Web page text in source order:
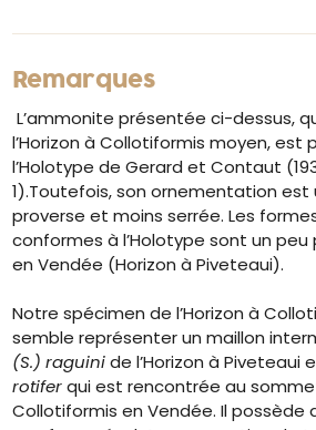
Remarques
L’ammonite présentée ci-dessus,
l’Horizon à Collotiformis moyen, est
l’Holotype de Gerard et Contaut
1).Toutefois, son ornementation est
proverse et moins serrée. Les
conformes à l’Holotype sont un peu
en Vendée (Horizon à Piveteaui).
Notre spécimen de l’Horizon à
semble représenter un maillon
(S.) raguinide l’Horizon à Piveteaui
rotiferqui est rencontrée au
Collotiformis en Vendée. Il possède